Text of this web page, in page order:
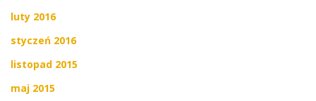
luty 2016
styczeń 2016
listopad 2015
maj 2015